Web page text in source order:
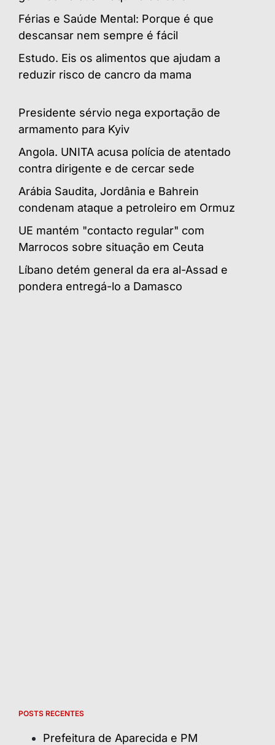
Férias e Saúde Mental: Porque é que
descansar nem sempre é fácil
Estudo. Eis os alimentos que ajudam a
reduzir risco de cancro da mama
Presidente sérvio nega exportação de
armamento para Kyiv
Angola. UNITA acusa polícia de atentado
contra dirigente e de cercar sede
Arábia Saudita, Jordânia e Bahrein
condenam ataque a petroleiro em Ormuz
UE mantém "contacto regular" com
Marrocos sobre situação em Ceuta
Líbano detém general da era al-Assad e
pondera entregá-lo a Damasco
POSTS RECENTES
Prefeitura de Aparecida e PM